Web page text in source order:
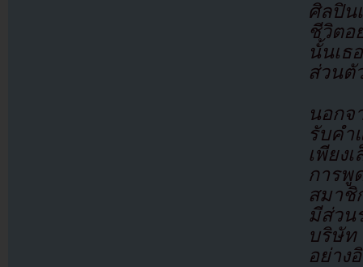
ศิลปิน
ชีวิตอ
นั้นเธ
ส่วนตั
นอก
รับคำ
เพียง
การพู
สมาชิ
มีส่วน
บริษัท
อย่าง